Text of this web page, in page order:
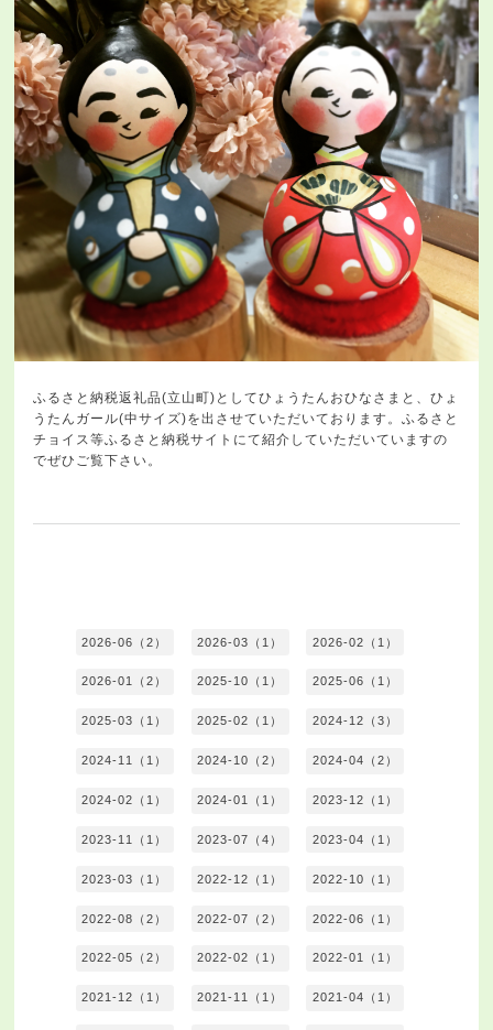
ふるさと納税返礼品(立山町)としてひょうたんおひなさまと、ひょ
うたんガール(中サイズ)を出させていただいております。ふるさと
チョイス等ふるさと納税サイトにて紹介していただいていますの
でぜひご覧下さい。
2026-06（2） 2026-03（1） 2026-02（1）
2026-01（2） 2025-10（1） 2025-06（1）
2025-03（1） 2025-02（1） 2024-12（3）
2024-11（1） 2024-10（2） 2024-04（2）
2024-02（1） 2024-01（1） 2023-12（1）
2023-11（1） 2023-07（4） 2023-04（1）
2023-03（1） 2022-12（1） 2022-10（1）
2022-08（2） 2022-07（2） 2022-06（1）
2022-05（2） 2022-02（1） 2022-01（1）
2021-12（1） 2021-11（1） 2021-04（1）